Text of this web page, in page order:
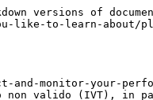
**Esempio**:

* **Pattern ad alta gravità**: Se un partner ha un volume consistente di eventi segnalati (ad es. >100 azioni) attribuiti a codici critici come il conversion spoofing, ciò richiede un'indagine immediata indipendentemente dalla percentuale complessiva.
* **Rischio stratificato**: Quando un singolo evento viene contrassegnato con più di un codice motivo (ad es. sia "Proxy" sia "Attività anomala"), la probabilità di un falso positivo è significativamente inferiore. Questi segmenti con più flag dovrebbero avere priorità nella revisione.
* **Volume e validità**: Ricorda che, all'aumentare del volume di traffico segnalato, aumenta anche la probabilità di problemi di performance o di conversioni "spazzatura" in futuro. Usa questi codici per determinare se il traffico di un partner valga il rischio a lungo termine per i tuoi dati di conversione.

### Indagare un partner

Quando i livelli di rischio richiedono un esame più approfondito, considera quanto segue:

* **Da quanto tempo lavori con questo partner?** I partner consolidati con una comprovata esperienza meritano una conversazione prima di adottare misure drastiche.
* **Siete stati in contatto di recente?** Potrebbe esserci un contesto che ti manca,